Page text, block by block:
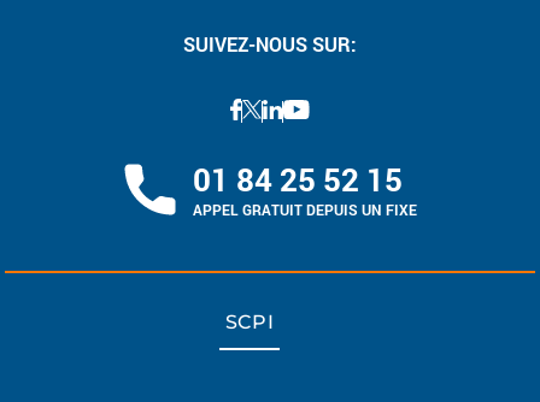
SUIVEZ-NOUS SUR:
01 84 25 52 15
APPEL GRATUIT DEPUIS UN FIXE
SCPI